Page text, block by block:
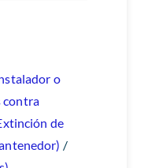
o
contra
de
/